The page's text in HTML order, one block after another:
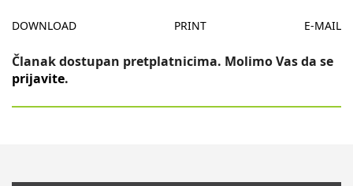
DOWNLOAD PRINT E-MAIL
Članak dostupan pretplatnicima. Molimo Vas da se
prijavite.